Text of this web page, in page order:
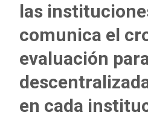
las
comunica el
evaluación
en cada